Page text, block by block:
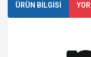
ÜRÜN BİLGİSİ